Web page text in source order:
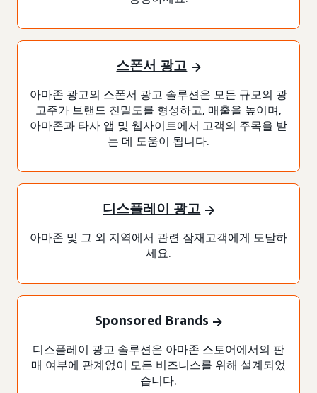
스폰서 광고
아마존 광고의 스폰서 광고 솔루션은 모든 규모의 광
고주가 브랜드 친밀도를 형성하고, 매출을 높이며,
아마존과 타사 앱 및 웹사이트에서 고객의 주목을 받
는 데 도움이 됩니다.
디스플레이 광고
아마존 및 그 외 지역에서 관련 잠재고객에게 도달하
세요.
Sponsored Brands
디스플레이 광고 솔루션은 아마존 스토어에서의 판
매 여부에 관계없이 모든 비즈니스를 위해 설계되었
습니다.